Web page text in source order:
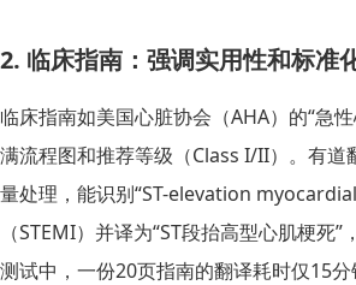
2. 临床指南：强调实用性和标准
临床指南如美国心脏协会（AHA）的“急
满流程图和推荐等级（Class I/II）。有道
量处理，能识别“ST-elevation
（STEMI）并译为“ST段抬高型心肌梗死”
测试中，一份20页指南的翻译耗时仅15